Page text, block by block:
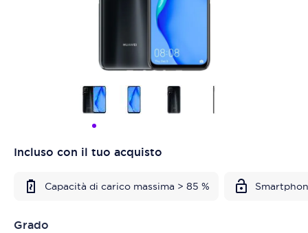
Incluso con il tuo acquisto
Capacità di carico massima > 85 %
Grado